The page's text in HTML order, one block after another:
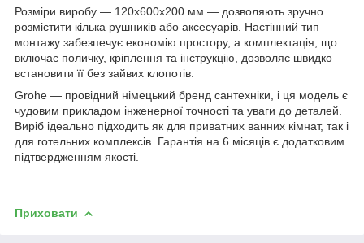
Розміри виробу — 120х600х200 мм — дозволяють зручно
розмістити кілька рушників або аксесуарів. Настінний тип
монтажу забезпечує економію простору, а комплектація, що
включає поличку, кріплення та інструкцію, дозволяє швидко
встановити її без зайвих клопотів.
Grohe — провідний німецький бренд сантехніки, і ця модель є
чудовим прикладом інженерної точності та уваги до деталей.
Виріб ідеально підходить як для приватних ванних кімнат, так і
для готельних комплексів. Гарантія на 6 місяців є додатковим
підтвердженням якості.
Приховати